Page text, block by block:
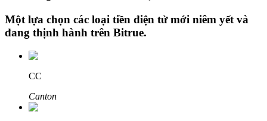
Đầu tư cố định và quản lý tài chính
Tận hưởng việc quản lý tài chính hiện tại và thu nhập lâu dài
Một lựa chọn các loại tiền điện tử mới niêm yết và
đang thịnh hành trên Bitrue.
CC
Canton